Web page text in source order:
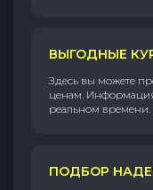
ВЫГОДНЫЕ
Здесь вы можете
ценам.
реальном времени.
ПОДБОР